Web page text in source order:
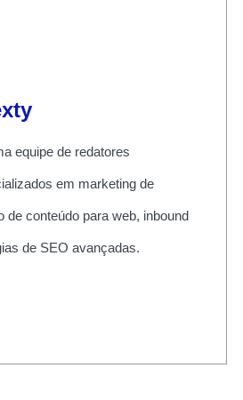
equipe de redatores
em marketing de
de conteúdo para web, inbound
de SEO avançadas.